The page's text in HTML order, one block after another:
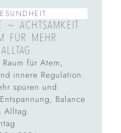
~ ACHTSAMKEIT
FÜR MEHR
für Atem,
innere Regulation.
spüren und
Balance
Alltag.